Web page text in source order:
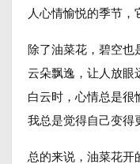
人心情愉悦的季节，
除了油菜花，碧空也
云朵飘逸，让人放眼
白云时，心情总是很
我总是觉得自己变得
总的来说，油菜花开